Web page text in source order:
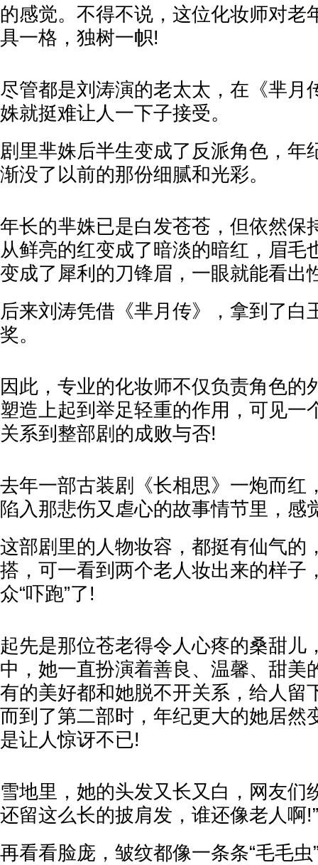
的感觉。不得不说，这位化妆师对老
具一格，独树一帜!
尽管都是刘涛演的老太太，在《芈月
姝就挺难让人一下子接受。
剧里芈姝后半生变成了反派角色，年
渐没了以前的那份细腻和光彩。
年长的芈姝已是白发苍苍，但依然保
从鲜亮的红变成了暗淡的暗红，眉毛
变成了犀利的刀锋眉，一眼就能看出
后来刘涛凭借《芈月传》，拿到了白
奖。
因此，专业的化妆师不仅负责角色的
塑造上起到举足轻重的作用，可见一
关系到整部剧的成败与否!
去年一部古装剧《长相思》一炮而红
陷入那悲伤又虐心的故事情节里，感
这部剧里的人物妆容，都挺有仙气的
搭，可一看到两个老人妆出来的样子
众“吓跑”了!
起先是那位苍老得令人心疼的桑甜儿
中，她一直扮演着善良、温馨、甜美
有的美好都和她脱不开关系，给人留
而到了第二部时，年纪更大的她居然
是让人惊讶不已!
雪地里，她的头发又长又白，网友们
还留这么长的披肩发，谁还像老人啊!”
再看看脸庞，皱纹都像一条条“毛毛